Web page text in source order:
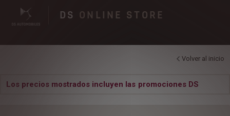
DS ONLINE STORE
Volver al inicio
Los precios mostrados incluyen las promociones DS